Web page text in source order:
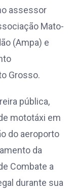
assessor
Mato-
(Ampa) e
Grosso.
pública,
mototáxi em
do aeroporto
da
Combate a
durante sua